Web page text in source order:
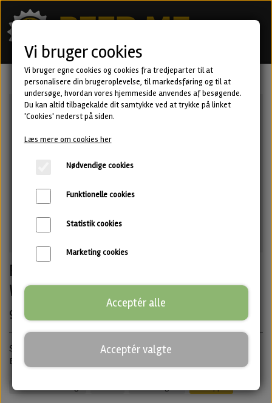
Poke the Hive - Sherry BA Barley
Wine fra Blackout Brewing
99,00 kr.
Sherry BA Barley Wine
· ABV: 11% · Flaske: 33 cl.
Barleywine med honning og vanilje
Vi bruger cookies
Vi bruger egne cookies og cookies fra tredjeparter til at
personalisere din brugeroplevelse, til markedsføring og til at
undersøge, hvordan vores hjemmeside anvendes af besøgende.
Du kan altid tilbagekalde dit samtykke ved at trykke på linket
'Cookies' nederst på siden.
Læs mere om cookies her
Nødvendige cookies
Funktionelle cookies
Statistik cookies
Marketing cookies
Acceptér alle
Acceptér valgte